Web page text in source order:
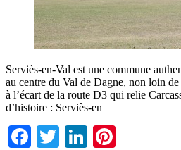
Serviès-en-Val est une commune
au centre du Val de Dagne, non loin
à l’écart de la route D3 qui relie
d’histoire : Serviès-en
Facebook
TwitterLinkedIn